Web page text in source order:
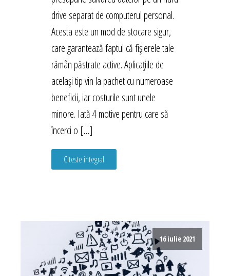
drive separat de computerul personal.
Acesta este un mod de stocare sigur,
care garantează faptul că fișierele tale
rămân păstrate active. Aplicațiile de
același tip vin la pachet cu numeroase
beneficii, iar costurile sunt unele
minore. Iată 4 motive pentru care să
încerci o […]
Citeste integral
16 iulie 2021